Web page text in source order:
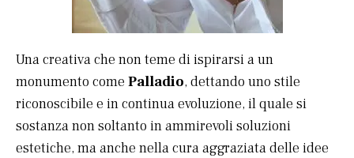
Una creativa che non teme di ispirarsi a un
monumento come Palladio, dettando uno stile
riconoscibile e in continua evoluzione, il quale si
sostanza non soltanto in ammirevoli soluzioni
estetiche, ma anche nella cura aggraziata delle idee